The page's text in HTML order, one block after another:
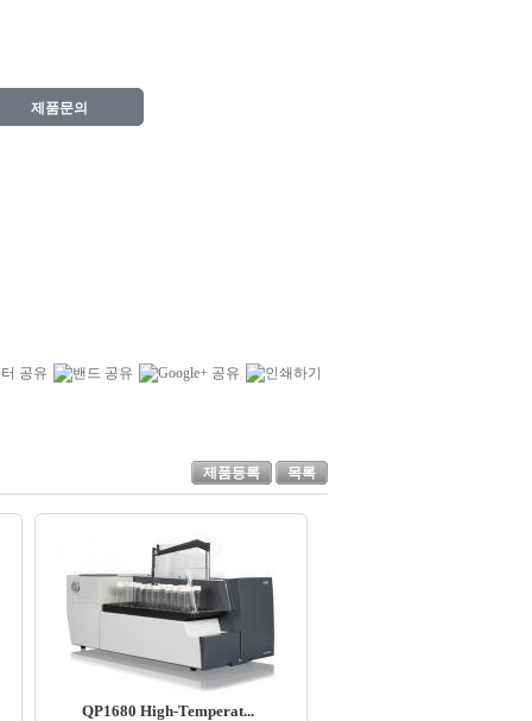
제품문의
제품등록 목록
QP1680 High-Temperat...